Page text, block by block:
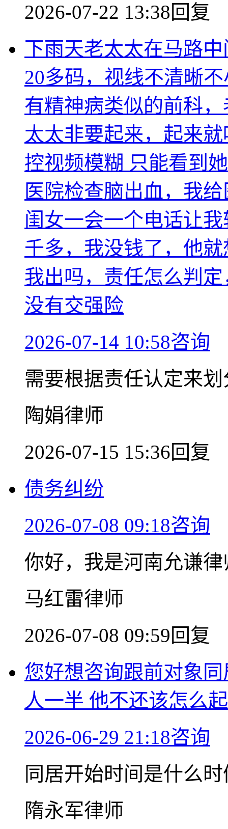
2026-07-22 13:38回复
下雨天老太太在马路
20多码，视线不清晰
有精神病类似的前科
太太非要起来，起来
控视频模糊 只能看到
医院检查脑出血，我
闺女一会一个电话让
千多，我没钱了，他
我出吗，责任怎么判
没有交强险
2026-07-14 10:58咨询
需要根据责任认定来
陶娟律师
2026-07-15 15:36回复
债务纠纷
2026-07-08 09:18咨询
你好，我是河南允谦
马红雷律师
2026-07-08 09:59回复
您好想咨询跟前对象
人一半 他不还该怎么
2026-06-29 21:18咨询
同居开始时间是什么
隋永军律师